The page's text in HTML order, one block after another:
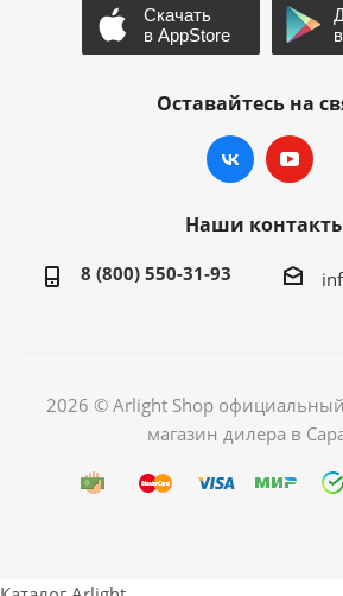
Оставайтесь на
Наши
8 (800) 550-31-93
2026 © Arlight Shop
магазин дилера в